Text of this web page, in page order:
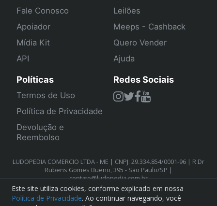
Fale Conosco
Apoiador
Mídia Kit
API
Leilões
Meeps - Cashback
Quero Vender
Ajuda
Políticas
Termos de Uso
Política de Privacidade
Devolução e
Reembolso
Redes Sociais
LUDOPEDIA COMERCIO LTDA - ME | CNPJ: 29.334.854/0001-96 | R Dr
Rubens Gomes Bueno, 395 - São Paulo/SP |
contato@ludopedia.com.br
Este site utiliza cookies, conforme explicado em nossa
Política de Privacidade. Ao continuar navegando, você